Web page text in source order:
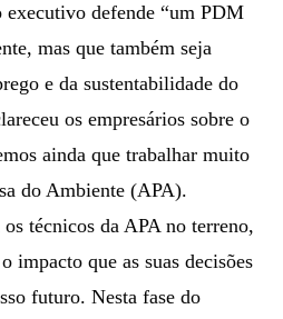
executivo defende “um PDM
mas que também seja
e da sustentabilidade do
os empresários sobre o
ainda que trabalhar muito
do Ambiente (APA).
técnicos da APA no terreno,
impacto que as suas decisões
futuro. Nesta fase do